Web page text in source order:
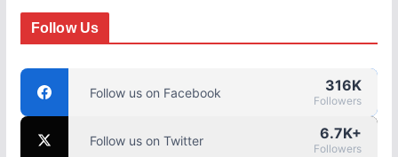
Follow Us
Follow us on Facebook 316K
Followers
Follow us on Twitter 6.7K+
Followers